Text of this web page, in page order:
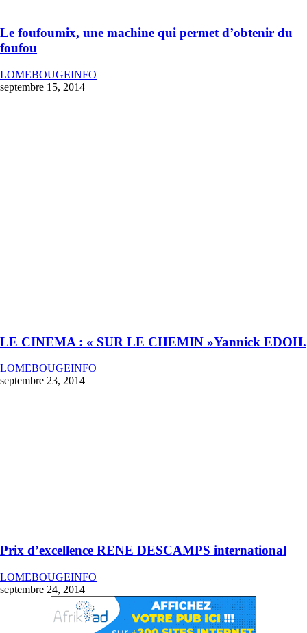
Le foufoumix, une machine qui permet d’obtenir du
foufou
LOMEBOUGEINFO
septembre 15, 2014
LE CINEMA : « SUR LE CHEMIN »Yannick EDOH.
LOMEBOUGEINFO
septembre 23, 2014
Prix d’excellence RENE DESCAMPS international
LOMEBOUGEINFO
septembre 24, 2014